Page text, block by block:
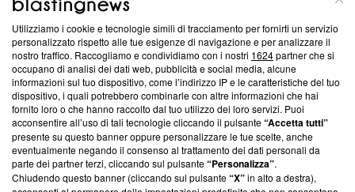
Questa sezione offre informazioni trasparenti su Blasting
News, sui nostri processi editoriali e su come ci impegniamo a
creare news di qualità. Inoltre, afferma la nostra aderenza a
‘Trust Project - News with Integrity’Blasting News non è
ancora membro del programma, ma ha richiesto di farne
parte; Trust Project non ha ancora effettuato una verifica di
conformità agli standard.
Su di noi
Utilizziamo i cookie e tecnologie simili di tracciamento per fornirti un servizio
personalizzato rispetto alle tue esigenze di navigazione e per analizzare il
nostro traffico. Raccogliamo e condividiamo con i nostri 1624partner che si
occupano di analisi dei dati web, pubblicità e social media, alcune
informazioni sul tuo dispositivo, come l’indirizzo IP e le caratteristiche del tuo
dispositivo, i quali potrebbero combinarle con altre informazioni che hai
fornito loro o che hanno raccolto dal tuo utilizzo dei loro servizi. Puoi
acconsentire all’uso di tali tecnologie cliccando il pulsante“Accetta tutti”
presente su questo banner oppure personalizzare le tue scelte, anche
eventualmente negando il consenso al trattamento dei dati personali da
parte dei partner terzi, cliccando sul pulsante“Personalizza”.
Chiudendo questo banner (cliccando sul pulsante“X”in alto a destra),